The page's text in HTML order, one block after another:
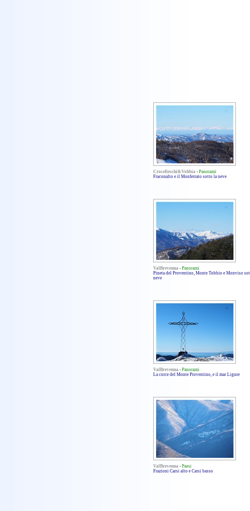
Crocefieschi&Vobbia - Panorami
Fraconalto e il Monferrato sotto la neve
ValBrevenna - Panorami
Pineta del Proventino, Monte Tobbio e Monviso
neve
ValBrevenna - Panorami
La corce del Monte Proventino, e il mar Ligure
ValBrevenna - Paesi
Frazioni Carsi alto e Carsi basso